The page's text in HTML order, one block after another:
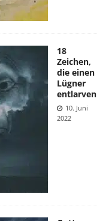
18
Zeichen,
die einen
Lügner
entlarven
10. Juni
2022